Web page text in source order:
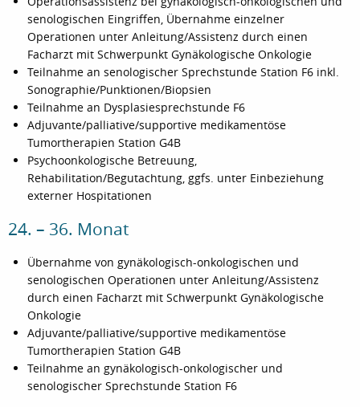
senologischen Eingriffen, Übernahme einzelner
Operationen unter Anleitung/Assistenz durch einen
Facharzt mit Schwerpunkt Gynäkologische Onkologie
Teilnahme an senologischer Sprechstunde Station F6 inkl.
Sonographie/Punktionen/Biopsien
Teilnahme an Dysplasiesprechstunde F6
Adjuvante/palliative/supportive medikamentöse
Tumortherapien Station G4B
Psychoonkologische Betreuung,
Rehabilitation/Begutachtung, ggfs. unter Einbeziehung
externer Hospitationen
24. – 36. Monat
Übernahme von gynäkologisch-onkologischen und
senologischen Operationen unter Anleitung/Assistenz
durch einen Facharzt mit Schwerpunkt Gynäkologische
Onkologie
Adjuvante/palliative/supportive medikamentöse
Tumortherapien Station G4B
Teilnahme an gynäkologisch-onkologischer und
senologischer Sprechstunde Station F6